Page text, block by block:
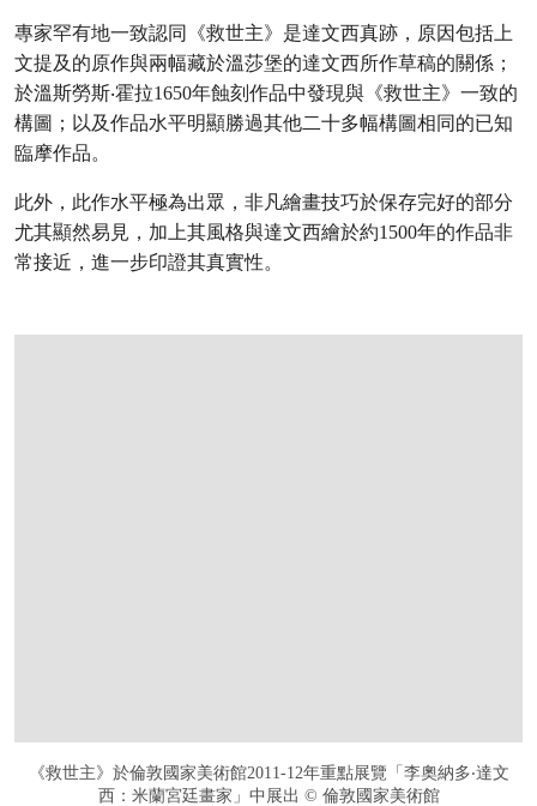
專家罕有地一致認同《救世主》是達文西真跡，原因包括上
文提及的原作與兩幅藏於溫莎堡的達文西所作草稿的關係；
於溫斯勞斯‧霍拉1650年蝕刻作品中發現與《救世主》一致的
構圖；以及作品水平明顯勝過其他二十多幅構圖相同的已知
臨摩作品。
此外，此作水平極為出眾，非凡繪畫技巧於保存完好的部分
尤其顯然易見，加上其風格與達文西繪於約1500年的作品非
常接近，進一步印證其真實性。
《救世主》於倫敦國家美術館2011-12年重點展覽「李奧納多‧達文
西：米蘭宮廷畫家」中展出 © 倫敦國家美術館